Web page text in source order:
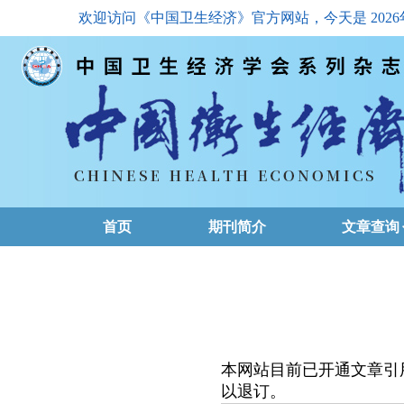
欢迎访问《中国卫生经济》官方网站，今天是
首页 期刊简介 文章查询
下载排名
本网站目前已开通文章
以退订。